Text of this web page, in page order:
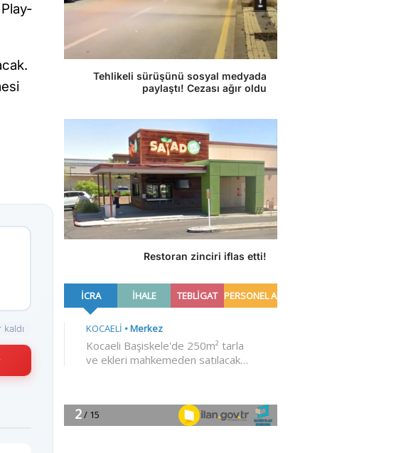
Tehlikeli sürüşünü sosyal medyada
paylaştı! Cezası ağır oldu
Restoran zinciri iflas etti!